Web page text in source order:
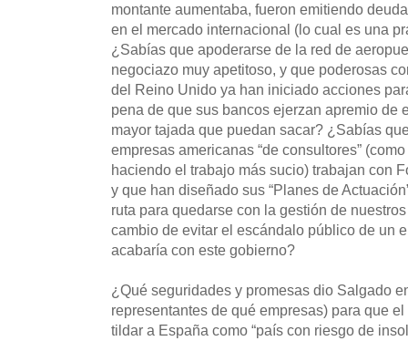
montante aumentaba, fueron emitiendo
en el mercado internacional (lo cual es una
¿Sabías que apoderarse de la red de
negociazo muy apetitoso, y que poderosas
del Reino Unido ya han iniciado acciones
pena de que sus bancos ejerzan apremio de
mayor tajada que puedan sacar? ¿Sabías
empresas americanas “de consultores”
haciendo el trabajo más sucio) trabajan con
y que han diseñado sus “Planes de
ruta para quedarse con la gestión de
cambio de evitar el escándalo público de un
acabaría con este gobierno?
¿Qué seguridades y promesas dio Salgado
representantes de qué empresas) para que
tildar a España como “país con riesgo de